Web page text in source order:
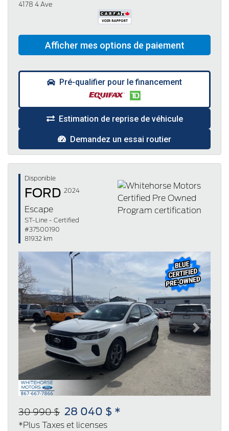
4178 4 Ave
Pré-qualifier pour le financement
Estimation de reprise de véhicule
Demandez un essai routier
Disponible
FORD 2024
Escape
ST-Line - Certified
#37500190
81932 km
Previous Next
30 990 $ 28 040 $ *
*Plus Taxes et licenses